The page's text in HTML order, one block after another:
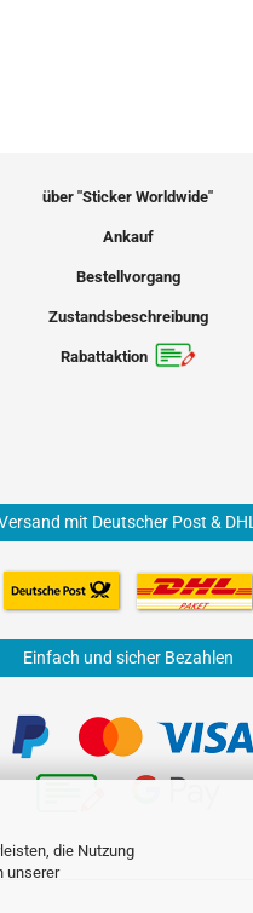
die Nutzung
unserer
über "Sticker Worldwide"
Ankauf
Bestellvorgang
Zustandsbeschreibung
Rabattaktion
mit Deutscher Post & DHL
Einfach und sicher Bezahlen